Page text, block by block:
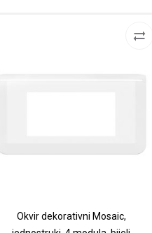
Okvir dekorativni Mosaic,